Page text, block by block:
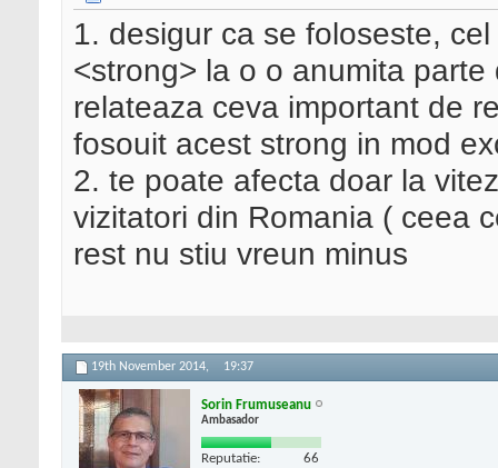
1. desigur ca se foloseste,
<strong> la o o anumita
relateaza ceva important de
fosouit acest strong in mod
2. te poate afecta doar la
vizitatori din Romania ( ceea
rest nu stiu vreun minus
19th November 2014, 19:37
Sorin Frumuseanu
Ambasador
Reputatie: 66